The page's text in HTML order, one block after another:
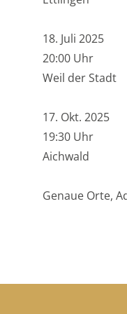
18. Juli 2025
20:00 Uhr
Weil der Stadt
17. Okt. 2025
19:30 Uhr
Aichwald
Genaue Orte,